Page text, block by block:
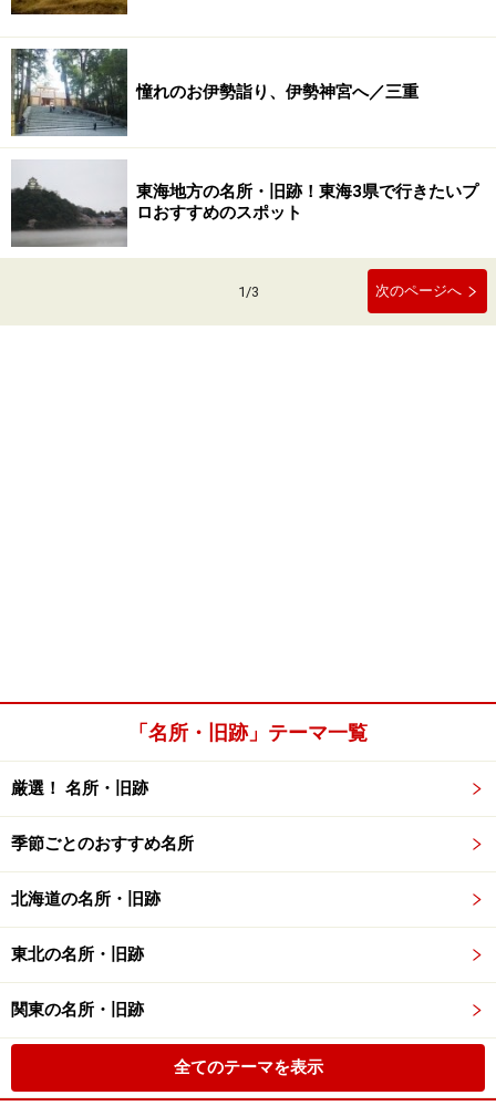
憧れのお伊勢詣り、伊勢神宮へ／三重
東海地方の名所・旧跡！東海3県で行きたいプ
ロおすすめのスポット
1/3 次のページへ
「名所・旧跡」テーマ一覧
厳選！ 名所・旧跡
季節ごとのおすすめ名所
北海道の名所・旧跡
東北の名所・旧跡
関東の名所・旧跡
全てのテーマを表示